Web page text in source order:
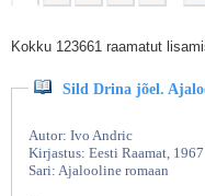
Kokku 123661 raamatut
Sild Drina jõel.
Autor: Ivo Andric
Kirjastus: Eesti Raamat, 1967
Sari: Ajalooline romaan